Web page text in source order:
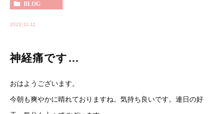
BLOG
2022.11.11
神経痛です…
おはようございます。
今朝も爽やかに晴れておりますね。気持ち良いです。連日の好